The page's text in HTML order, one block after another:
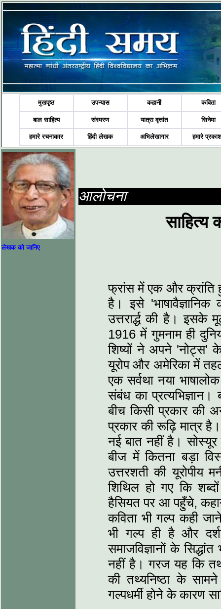
मुखपृष्ठ उपन्यास कहानी कविता
बाल साहित्य संस्मरण यात्रा वृत्तांत सिनेमा
हमारे रचनाकार हिंदी लेखक अभिलेखागार हमारे
लेखक को जानिए
आलोचना
साहित्य
फ्रांस में एक और क्रांति
है। इसे
उत्तरार्द्ध की है। इसके
1916 में गुमनाम ही
शिष्‍यों ने अपने 'नोट्स'
यूरोप और अमेरिका में
एक सर्वथा नया
संबंध का
बीच किसी प्रकार की
प्रकार की रूढ़ि मात्र
नई बात नहीं है।
बीज में कितना बड़ा
उत्तरशती की
शिथिल हो गए कि
हैसियत पर आ पहुँचे,
कविता भी गल्‍प कही
भी गल्‍प ही है और
समाजविज्ञानों के
नहीं है। गरज यह कि
की तथ्‍यनिष्‍ठा के
गल्‍पधर्मी होने के कारण